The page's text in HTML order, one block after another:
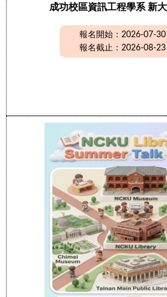
成功校區資訊工程學系 新
報名開始：2026-07-
報名截止：2026-08-